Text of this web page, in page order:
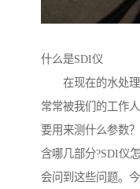
什么是SDI仪
在现在的水处理
常常被我们的工作
要用来测什么参数
含哪几部分?SDI仪
会问到这些问题。